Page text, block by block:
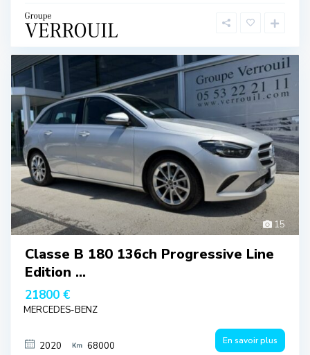
15
Classe B 180 136ch Progressive Line
Edition ...
21800 €
MERCEDES-BENZ
2020 68000 En savoir plus